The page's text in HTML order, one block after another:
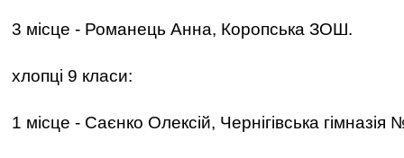
3 місце - Романець Анна, Коропська ЗОШ.
хлопці 9 класи:
1 місце - Саєнко Олексій, Чернігівська гімназія